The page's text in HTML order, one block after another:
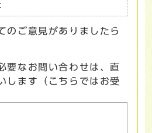
のご意見がありましたら
要なお問い合わせは、直
します（こちらではお受